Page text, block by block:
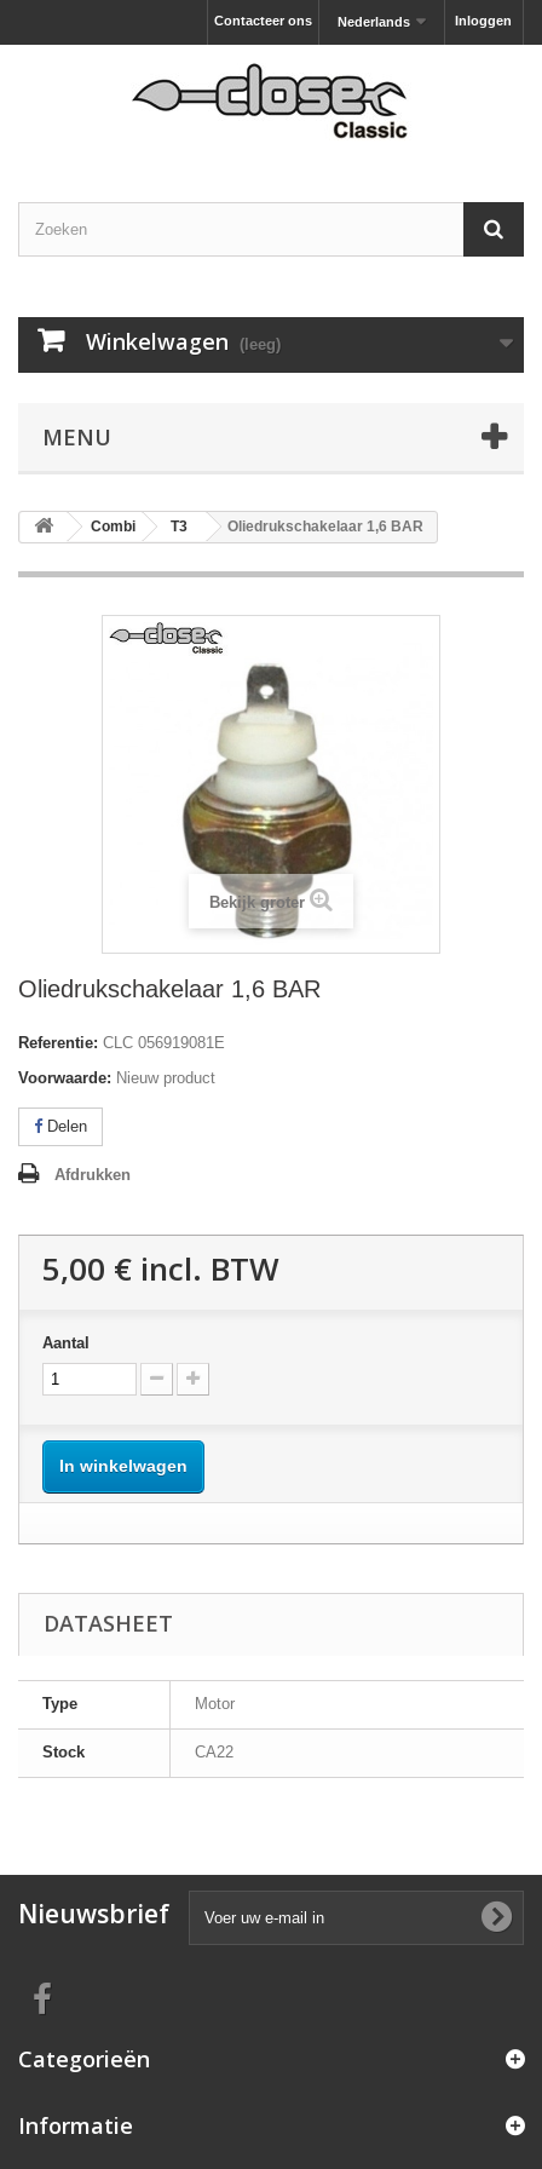
Inloggen
Nederlands
Contacteer ons
Winkelwagen (leeg)
MENU
Combi T3 Oliedrukschakelaar 1,6 BAR
Bekijk groter
Oliedrukschakelaar 1,6 BAR
Referentie: CLC 056919081E
Voorwaarde: Nieuw product
Delen
Afdrukken
5,00 € incl. BTW
Aantal
In winkelwagen
DATASHEET
Type Motor
Stock CA22
Nieuwsbrief
Categorieën
Informatie